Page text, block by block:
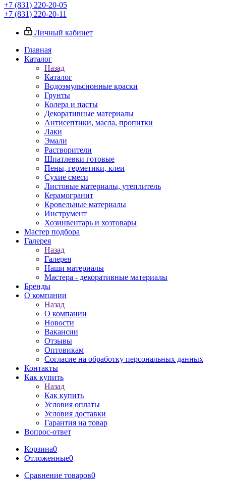
+7 (831) 220-20-05
+7 (831) 220-20-11
Личный кабинет
Главная
Каталог
Назад
Каталог
Водоэмульсионные краски
Грунты
Колера и пасты
Декоративные материалы
Антисептики, масла, пропитки
Лаки
Эмали
Растворители
Шпатлевки готовые
Пены, герметики, клеи
Сухие смеси
Листовые материалы, утеплитель
Керамогранит
Кровельные материалы
Инструмент
Хозинвентарь и хозтовары
Мастер подбора
Галерея
Назад
Галерея
Наши материалы
Мастера - декоративные материалы
Бренды
О компании
Назад
О компании
Новости
Вакансии
Отзывы
Оптовикам
Cогласие на обработку персональных данных
Контакты
Как купить
Назад
Как купить
Условия оплаты
Условия доставки
Гарантия на товар
Вопрос-ответ
Корзина0
Отложенные0
Сравнение товаров0